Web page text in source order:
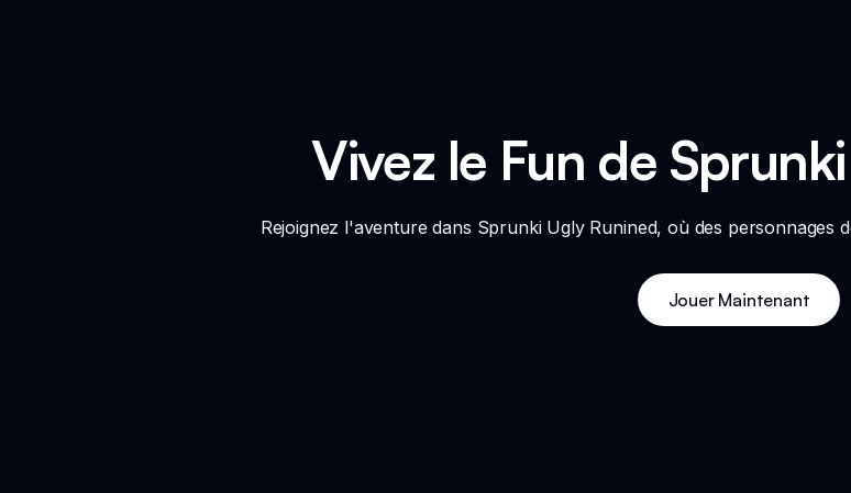
Vivez le Fun de
Rejoignez l'aventure dans Sprunki Ugly Runined, où des personnages
Jouer Maintenant